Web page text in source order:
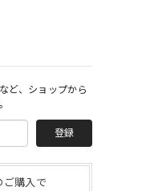
ど、ショップから
登録
ご購入で